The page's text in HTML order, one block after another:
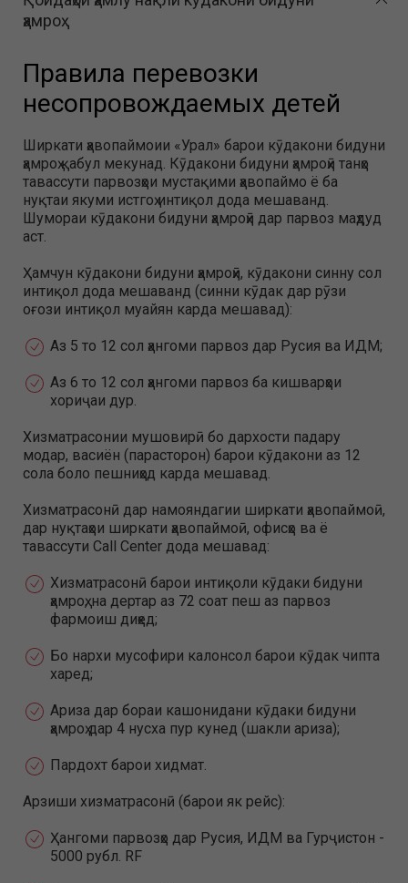
ҳамроҳ
Правила перевозки
несопровождаемых детей
Ширкати ҳавопаймоии «Урал» барои кӯдакони бидуни
ҳамроҳ қабул мекунад. Кӯдакони бидуни ҳамроҳӣ танҳо
тавассути парвозҳои мустақими ҳавопаймо ё ба
нуқтаи якуми истгоҳ интиқол дода мешаванд.
Шумораи кӯдакони бидуни ҳамроҳӣ дар парвоз маҳдуд
аст.
Ҳамчун кӯдакони бидуни ҳамроҳӣ, кӯдакони синну сол
интиқол дода мешаванд (синни кӯдак дар рӯзи
оғози интиқол муайян карда мешавад):
Аз 5 то 12 сол ҳангоми парвоз дар Русия ва ИДМ;
Аз 6 то 12 сол ҳангоми парвоз ба кишварҳои
хориҷаи дур.
Хизматрасонии мушовирӣ бо дархости падару
модар, васиён (парасторон) барои кӯдакони аз 12
сола боло пешниҳод карда мешавад.
Хизматрасонӣ дар намояндагии ширкати ҳавопаймоӣ,
дар нуқтаҳои ширкати ҳавопаймоӣ, офисҳо ва ё
тавассути Call Center дода мешавад:
Хизматрасонӣ барои интиқоли кӯдаки бидуни
ҳамроҳ, на дертар аз 72 соат пеш аз парвоз
фармоиш диҳед;
Бо нархи мусофири калонсол барои кӯдак чипта
харед;
Ариза дар бораи кашонидани кӯдаки бидуни
ҳамроҳ дар 4 нусха пур кунед (шакли ариза);
Пардохт барои хидмат.
Арзиши хизматрасонӣ (барои як рейс):
Ҳангоми парвозҳо дар Русия, ИДМ ва Гурҷистон -
5000 рубл. RF